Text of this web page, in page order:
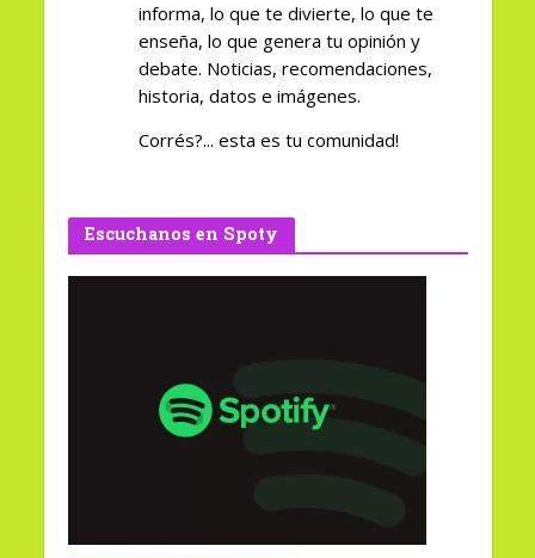
informa, lo que te divierte, lo que te
enseña, lo que genera tu opinión y
debate. Noticias, recomendaciones,
historia, datos e imágenes.
Corrés?... esta es tu comunidad!
Escuchanos en Spoty